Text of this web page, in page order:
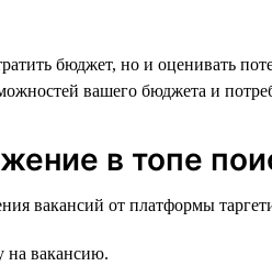
бюджет, но и оценивать
вашего бюджета и
в топе
вакансий от платформы
на вакансию.